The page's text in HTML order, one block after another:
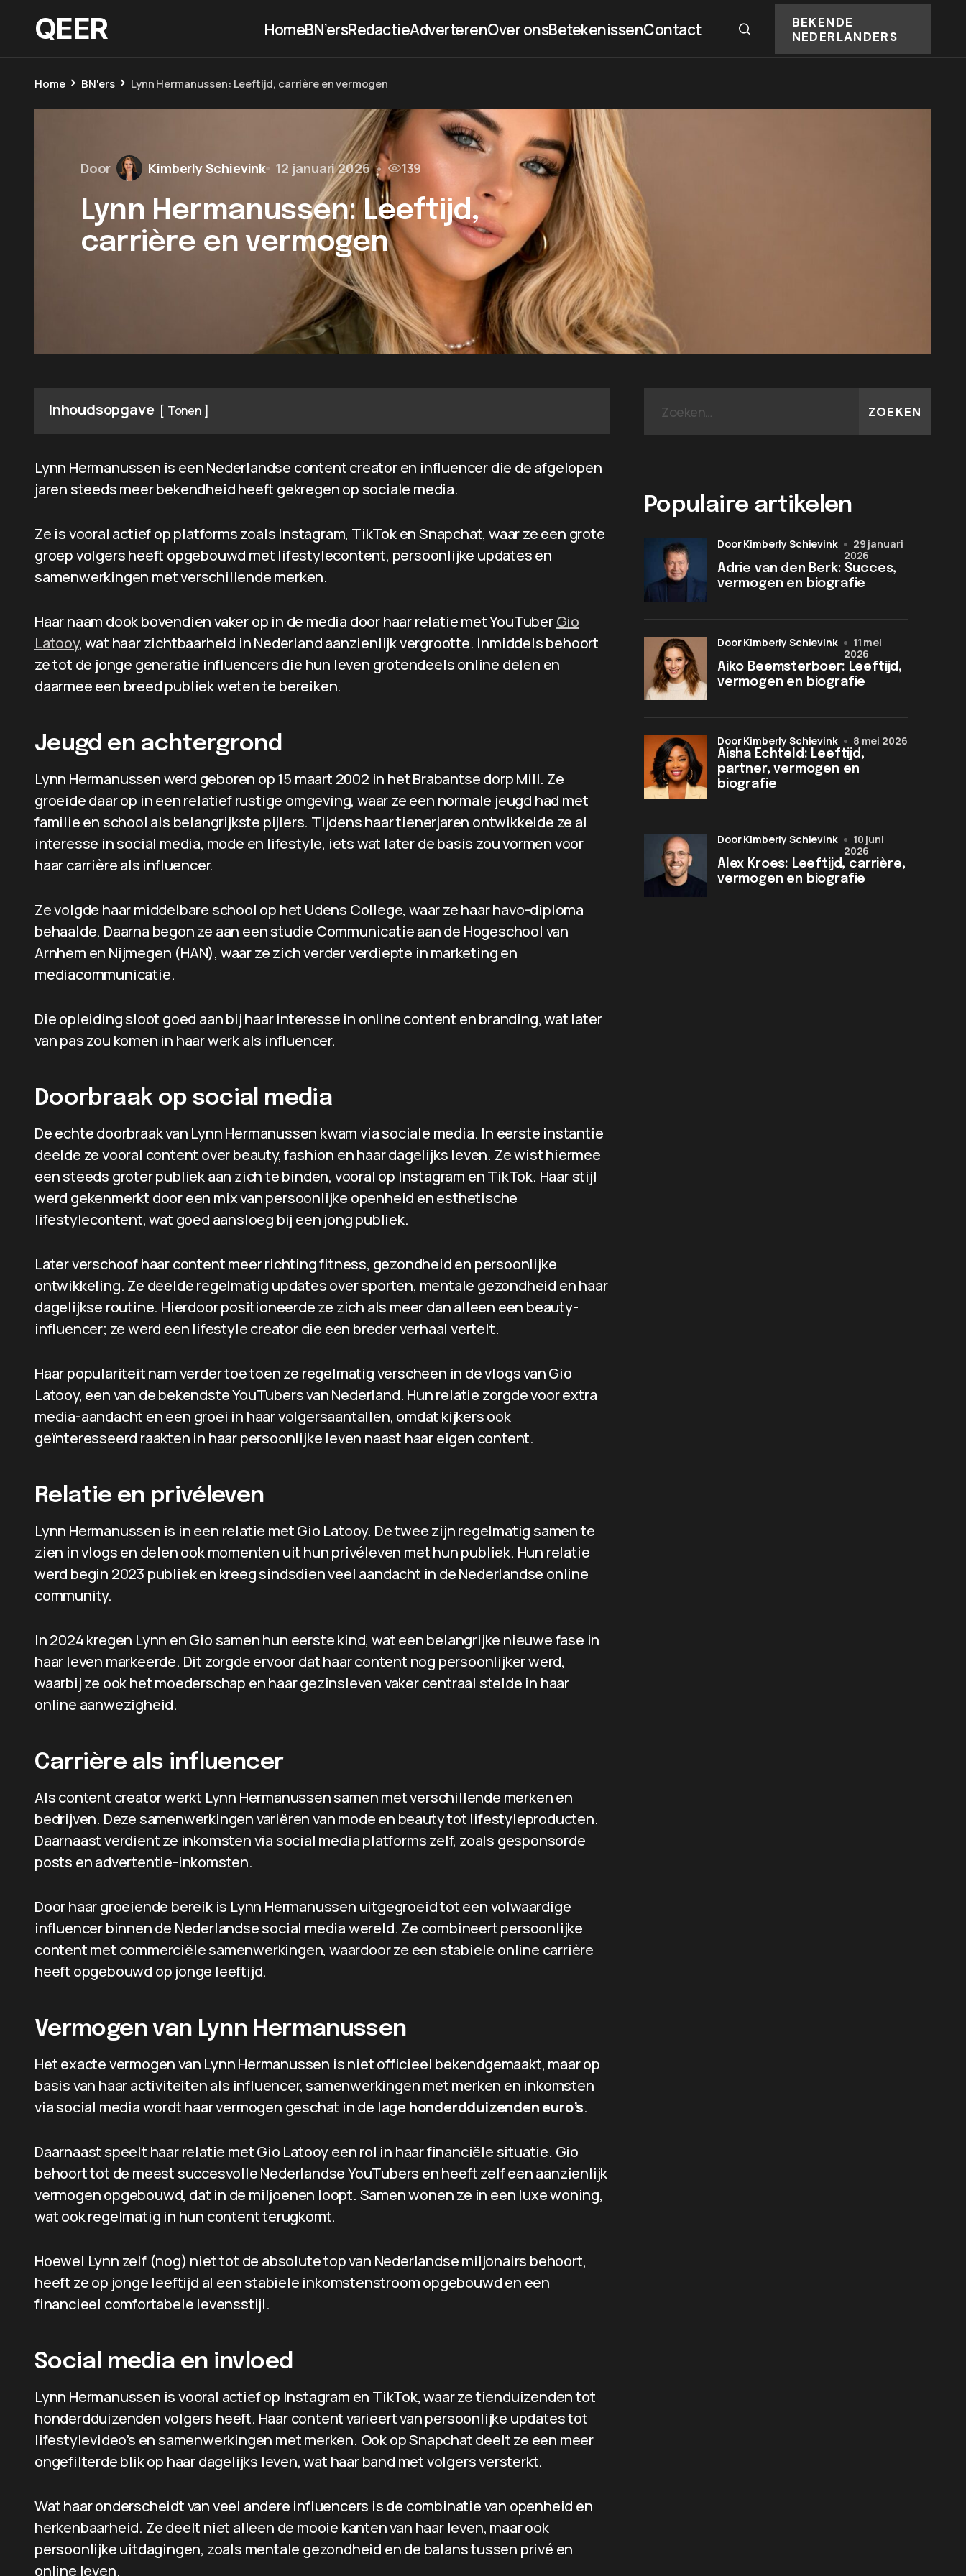
QEER HomeBN’ersRedactieAdverterenOver onsBetekenissenContact
BEKENDE
NEDERLANDERS
Home BN'ers Lynn Hermanussen: Leeftijd, carrière en vermogen
Door Kimberly Schievink 12 januari 2026 • 139
Lynn Hermanussen: Leeftijd,
carrière en vermogen
Inhoudsopgave Tonen
Lynn Hermanussen is een Nederlandse content creator en influencer die de afgelopen
jaren steeds meer bekendheid heeft gekregen op sociale media.
Ze is vooral actief op platforms zoals Instagram, TikTok en Snapchat, waar ze een grote
groep volgers heeft opgebouwd met lifestylecontent, persoonlijke updates en
samenwerkingen met verschillende merken.
Haar naam dook bovendien vaker op in de media door haar relatie met YouTuberGio
Latooy, wat haar zichtbaarheid in Nederland aanzienlijk vergrootte. Inmiddels behoort
ze tot de jonge generatie influencers die hun leven grotendeels online delen en
daarmee een breed publiek weten te bereiken.
Jeugd en achtergrond
Lynn Hermanussen werd geboren op 15 maart 2002 in het Brabantse dorp Mill. Ze
groeide daar op in een relatief rustige omgeving, waar ze een normale jeugd had met
familie en school als belangrijkste pijlers. Tijdens haar tienerjaren ontwikkelde ze al
interesse in social media, mode en lifestyle, iets wat later de basis zou vormen voor
haar carrière als influencer.
Ze volgde haar middelbare school op het Udens College, waar ze haar havo-diploma
behaalde. Daarna begon ze aan een studie Communicatie aan de Hogeschool van
Arnhem en Nijmegen (HAN), waar ze zich verder verdiepte in marketing en
mediacommunicatie.
Die opleiding sloot goed aan bij haar interesse in online content en branding, wat later
van pas zou komen in haar werk als influencer.
Doorbraak op social media
De echte doorbraak van Lynn Hermanussen kwam via sociale media. In eerste instantie
deelde ze vooral content over beauty, fashion en haar dagelijks leven. Ze wist hiermee
een steeds groter publiek aan zich te binden, vooral op Instagram en TikTok. Haar stijl
werd gekenmerkt door een mix van persoonlijke openheid en esthetische
lifestylecontent, wat goed aansloeg bij een jong publiek.
Later verschoof haar content meer richting fitness, gezondheid en persoonlijke
ontwikkeling. Ze deelde regelmatig updates over sporten, mentale gezondheid en haar
dagelijkse routine. Hierdoor positioneerde ze zich als meer dan alleen een beauty-
influencer; ze werd een lifestyle creator die een breder verhaal vertelt.
Haar populariteit nam verder toe toen ze regelmatig verscheen in de vlogs van Gio
Latooy, een van de bekendste YouTubers van Nederland. Hun relatie zorgde voor extra
media-aandacht en een groei in haar volgersaantallen, omdat kijkers ook
geïnteresseerd raakten in haar persoonlijke leven naast haar eigen content.
Relatie en privéleven
Lynn Hermanussen is in een relatie met Gio Latooy. De twee zijn regelmatig samen te
zien in vlogs en delen ook momenten uit hun privéleven met hun publiek. Hun relatie
werd begin 2023 publiek en kreeg sindsdien veel aandacht in de Nederlandse online
community.
In 2024 kregen Lynn en Gio samen hun eerste kind, wat een belangrijke nieuwe fase in
haar leven markeerde. Dit zorgde ervoor dat haar content nog persoonlijker werd,
waarbij ze ook het moederschap en haar gezinsleven vaker centraal stelde in haar
online aanwezigheid.
Carrière als influencer
Als content creator werkt Lynn Hermanussen samen met verschillende merken en
bedrijven. Deze samenwerkingen variëren van mode en beauty tot lifestyleproducten.
Daarnaast verdient ze inkomsten via social media platforms zelf, zoals gesponsorde
posts en advertentie-inkomsten.
Door haar groeiende bereik is Lynn Hermanussen uitgegroeid tot een volwaardige
influencer binnen de Nederlandse social media wereld. Ze combineert persoonlijke
content met commerciële samenwerkingen, waardoor ze een stabiele online carrière
heeft opgebouwd op jonge leeftijd.
Vermogen van Lynn Hermanussen
Het exacte vermogen van Lynn Hermanussen is niet officieel bekendgemaakt, maar op
basis van haar activiteiten als influencer, samenwerkingen met merken en inkomsten
via social media wordt haar vermogen geschat in de lage honderdduizenden euro’s.
Daarnaast speelt haar relatie met Gio Latooy een rol in haar financiële situatie. Gio
behoort tot de meest succesvolle Nederlandse YouTubers en heeft zelf een aanzienlijk
vermogen opgebouwd, dat in de miljoenen loopt. Samen wonen ze in een luxe woning,
wat ook regelmatig in hun content terugkomt.
Hoewel Lynn zelf (nog) niet tot de absolute top van Nederlandse miljonairs behoort,
heeft ze op jonge leeftijd al een stabiele inkomstenstroom opgebouwd en een
financieel comfortabele levensstijl.
Social media en invloed
Lynn Hermanussen is vooral actief op Instagram en TikTok, waar ze tienduizenden tot
honderdduizenden volgers heeft. Haar content varieert van persoonlijke updates tot
lifestylevideo’s en samenwerkingen met merken. Ook op Snapchat deelt ze een meer
ongefilterde blik op haar dagelijks leven, wat haar band met volgers versterkt.
Wat haar onderscheidt van veel andere influencers is de combinatie van openheid en
herkenbaarheid. Ze deelt niet alleen de mooie kanten van haar leven, maar ook
persoonlijke uitdagingen, zoals mentale gezondheid en de balans tussen privé en
online leven.
ZOEKEN
Populaire artikelen
Adrie van den Berk: Succes,
vermogen en biografie
door Kimberly Schievink
29 januari
2026
Aiko Beemsterboer: Leeftijd,
vermogen en biografie
door Kimberly Schievink
11 mei
2026
Aisha Echteld: Leeftijd,
partner, vermogen en
biografie
door Kimberly Schievink 8 mei 2026
Alex Kroes: Leeftijd, carrière,
vermogen en biografie
door Kimberly Schievink
10 juni
2026